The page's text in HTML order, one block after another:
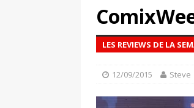
LES REVIEWS DE LA
12/09/2015 Steve